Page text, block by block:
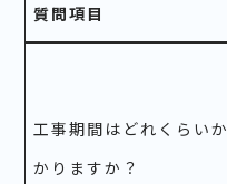
質問項目
工事期間はどれくらいか
かりますか？